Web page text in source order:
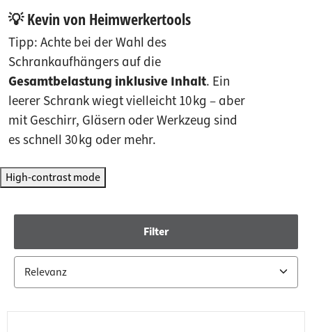
💡 Kevin von Heimwerkertools
Tipp: Achte bei der Wahl des
Schrankaufhängers auf die
Gesamtbelastung inklusive Inhalt. Ein
leerer Schrank wiegt vielleicht 10 kg – aber
mit Geschirr, Gläsern oder Werkzeug sind
es schnell 30 kg oder mehr.
High-contrast mode
Filter